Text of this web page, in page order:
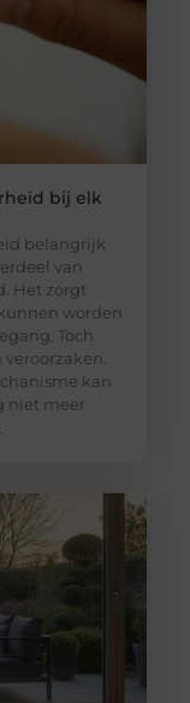
bij elk
belangrijk
van
Het zorgt
worden
Toch
kan
niet meer